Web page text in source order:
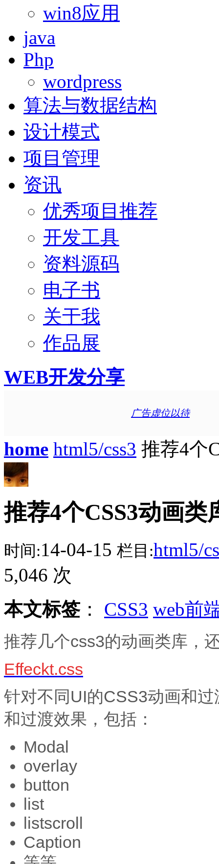
win8应用
java
Php
wordpress
算法与数据结构
设计模式
项目管理
资讯
优秀项目推荐
开发工具
资料源码
电子书
关于我
作品展
WEB开发分享
广告虚位以待
home html5/css3 推荐4个
推荐4个CSS3动画类
时间:14-04-15 栏目:html5/
5,046 次
本文标签： CSS3 web前
推荐几个css3的动画类库，
Effeckt.css
针对不同UI的CSS3动画和
和过渡效果，包括：
Modal
overlay
button
list
listscroll
Caption